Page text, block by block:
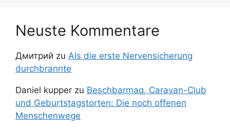
Neuste Kommentare
Дмитрий zu Als die erste Nervensicherung
durchbrannte
Daniel kupper zu Beschbarmaq, Caravan-Club
und Geburtstagstorten: Die noch offenen
Menschenwege